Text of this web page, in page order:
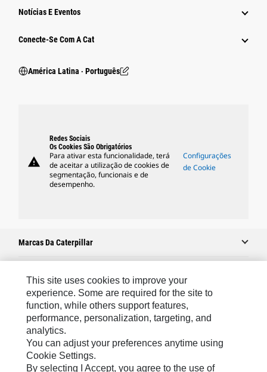
Notícias E Eventos
Conecte-Se Com A Cat
América Latina ‧ Português
warning
Redes Sociais
Os Cookies São Obrigatórios
Para ativar esta funcionalidade, terá
de aceitar a utilização de cookies de
segmentação, funcionais e de
desempenho.
Configurações
de Cookie
Marcas Da Caterpillar
Caterpillar.com
Caterpillar Contato E Suporte
Minhas Preferências De Marketing
Mapa Do Local
Cookie Settings
This site uses cookies to improve your
experience. Some are required for the site to
function, while others support features,
performance, personalization, targeting, and
analytics.
You can adjust your preferences anytime using
Cookie Settings.
By selecting I Accept, you agree to the use of